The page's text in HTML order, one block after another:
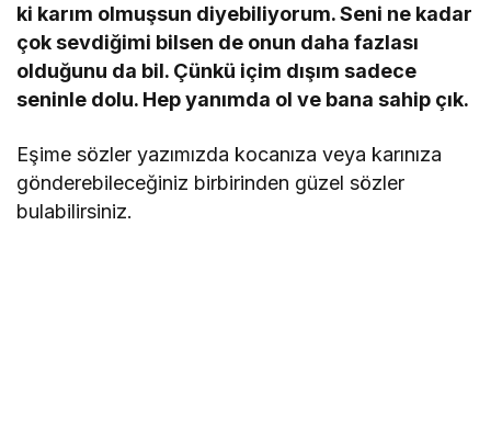
ki karım olmuşsun diyebiliyorum. Seni ne kadar
çok sevdiğimi bilsen de onun daha fazlası
olduğunu da bil. Çünkü içim dışım sadece
seninle dolu. Hep yanımda ol ve bana sahip çık.
Eşime sözler yazımızda kocanıza veya karınıza
gönderebileceğiniz birbirinden güzel sözler
bulabilirsiniz.